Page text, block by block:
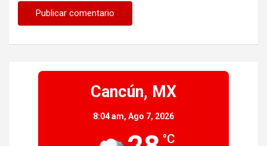
Cancún, MX
8:04 am, Ago 7, 2026
°C